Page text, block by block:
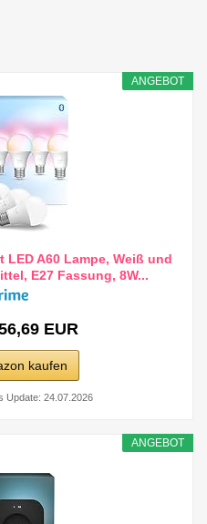
ANGEBOT
A60 Lampe, Weiß und
E27 Fassung, 8W...
EUR
kaufen
Update: 24.07.2026
ANGEBOT